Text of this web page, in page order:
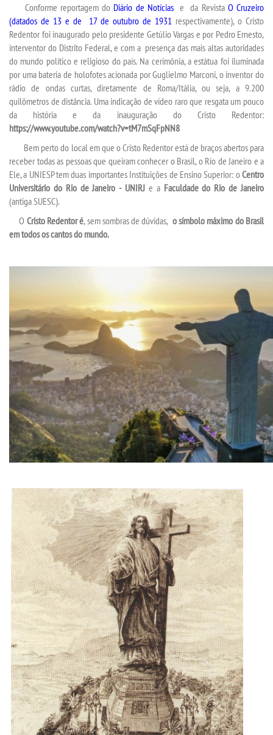
Conforme reportagem do Diário de Notíciase da Revista O Cruzeiro
(datados de 13 e de 17 de outubro de 1931 respectivamente), o Cristo
Redentor foi inaugurado pelo presidente Getúlio Vargas e por Pedro Ernesto,
interventor do Distrito Federal, e com a presença das mais altas autoridades
do mundo político e religioso do país. Na cerimônia, a estátua foi iluminada
por uma bateria de holofotes acionada por Guglielmo Marconi, o inventor do
rádio de ondas curtas, diretamente de Roma/Itália, ou seja, a 9.200
quilômetros de distância. Uma indicação de vídeo raro que resgata um pouco
da história e da inauguração do Cristo Redentor:
https://www.youtube.com/watch?v=tM7mSqFpNN8
Bem perto do local em que o Cristo Redentor está de braços abertos para
receber todas as pessoas que queiram conhecer o Brasil, o Rio de Janeiro e a
Ele, a UNIESP tem duas importantes Instituições de Ensino Superior: oCentro
Universitário do Rio de Janeiro - UNIRJ e a Faculdade do Rio de Janeiro
(antiga SUESC).
O Cristo Redentoré, sem sombras de dúvidas, o símbolo máximo do Brasil
em todos os cantos do mundo.